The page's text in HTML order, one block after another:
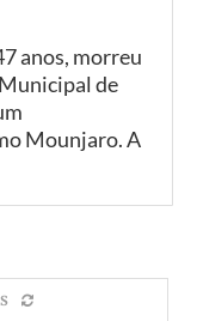
anos, morreu
de
Mounjaro. A